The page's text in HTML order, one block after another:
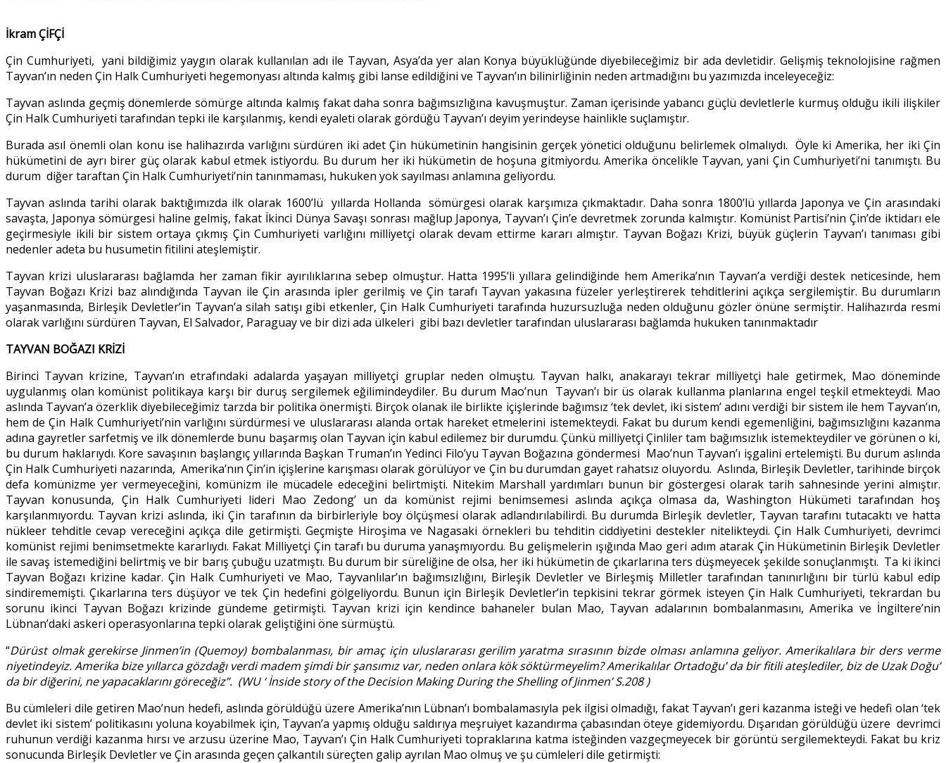
İkram ÇİFÇİ
Çin Cumhuriyeti, yani bildiğimiz yaygın olarak kullanılan adı ile Tayvan, Asya’da yer alan Konya büyüklüğünde diyebileceğimiz bir ada devletidir. Gelişmiş teknolojisine rağmen
Tayvan’ın neden Çin Halk Cumhuriyeti hegemonyası altında kalmış gibi lanse edildiğini ve Tayvan’ın bilinirliğinin neden artmadığını bu yazımızda inceleyeceğiz:
Tayvan aslında geçmiş dönemlerde sömürge altında kalmış fakat daha sonra bağımsızlığına kavuşmuştur. Zaman içerisinde yabancı güçlü devletlerle kurmuş olduğu ikili ilişkiler
Çin Halk Cumhuriyeti tarafından tepki ile karşılanmış, kendi eyaleti olarak gördüğü Tayvan’ı deyim yerindeyse hainlikle suçlamıştır.
Burada asıl önemli olan konu ise halihazırda varlığını sürdüren iki adet Çin hükümetinin hangisinin gerçek yönetici olduğunu belirlemek olmalıydı. Öyle ki Amerika, her iki Çin
hükümetini de ayrı birer güç olarak kabul etmek istiyordu. Bu durum her iki hükümetin de hoşuna gitmiyordu. Amerika öncelikle Tayvan, yani Çin Cumhuriyeti’ni tanımıştı. Bu
durum diğer taraftan Çin Halk Cumhuriyeti’nin tanınmaması, hukuken yok sayılması anlamına geliyordu.
Tayvan aslında tarihi olarak baktığımızda ilk olarak 1600’lü yıllarda Hollanda sömürgesi olarak karşımıza çıkmaktadır. Daha sonra 1800’lü yıllarda Japonya ve Çin arasındaki
savaşta, Japonya sömürgesi haline gelmiş, fakat İkinci Dünya Savaşı sonrası mağlup Japonya, Tayvan’ı Çin’e devretmek zorunda kalmıştır. Komünist Partisi’nin Çin’de iktidarı ele
geçirmesiyle ikili bir sistem ortaya çıkmış Çin Cumhuriyeti varlığını milliyetçi olarak devam ettirme kararı almıştır. Tayvan Boğazı Krizi, büyük güçlerin Tayvan’ı tanıması gibi
nedenler adeta bu husumetin fitilini ateşlemiştir.
Tayvan krizi uluslararası bağlamda her zaman fikir ayırılıklarına sebep olmuştur. Hatta 1995’li yıllara gelindiğinde hem Amerika’nın Tayvan’a verdiği destek neticesinde, hem
Tayvan Boğazı Krizi baz alındığında Tayvan ile Çin arasında ipler gerilmiş ve Çin tarafı Tayvan yakasına füzeler yerleştirerek tehditlerini açıkça sergilemiştir. Bu durumların
yaşanmasında, Birleşik Devletler’in Tayvan’a silah satışı gibi etkenler, Çin Halk Cumhuriyeti tarafında huzursuzluğa neden olduğunu gözler önüne sermiştir. Halihazırda resmi
olarak varlığını sürdüren Tayvan, El Salvador, Paraguay ve bir dizi ada ülkeleri gibi bazı devletler tarafından uluslararası bağlamda hukuken tanınmaktadır
TAYVAN BOĞAZI KRİZİ
Birinci Tayvan krizine, Tayvan’ın etrafındaki adalarda yaşayan milliyetçi gruplar neden olmuştu. Tayvan halkı, anakarayı tekrar milliyetçi hale getirmek, Mao döneminde
uygulanmış olan komünist politikaya karşı bir duruş sergilemek eğilimindeydiler. Bu durum Mao’nun Tayvan’ı bir üs olarak kullanma planlarına engel teşkil etmekteydi. Mao
aslında Tayvan’a özerklik diyebileceğimiz tarzda bir politika önermişti. Birçok olanak ile birlikte içişlerinde bağımsız ‘tek devlet, iki sistem’ adını verdiği bir sistem ile hem Tayvan’ın,
hem de Çin Halk Cumhuriyeti’nin varlığını sürdürmesi ve uluslararası alanda ortak hareket etmelerini istemekteydi. Fakat bu durum kendi egemenliğini, bağımsızlığını kazanma
adına gayretler sarfetmiş ve ilk dönemlerde bunu başarmış olan Tayvan için kabul edilemez bir durumdu. Çünkü milliyetçi Çinliler tam bağımsızlık istemekteydiler ve görünen o ki,
bu durum haklarıydı. Kore savaşının başlangıç yıllarında Başkan Truman’ın Yedinci Filo’yu Tayvan Boğazına göndermesi Mao’nun Tayvan’ı işgalini ertelemişti. Bu durum aslında
Çin Halk Cumhuriyeti nazarında, Amerika’nın Çin’in içişlerine karışması olarak görülüyor ve Çin bu durumdan gayet rahatsız oluyordu. Aslında, Birleşik Devletler, tarihinde birçok
defa komünizme yer vermeyeceğini, komünizm ile mücadele edeceğini belirtmişti. Nitekim Marshall yardımları bunun bir göstergesi olarak tarih sahnesinde yerini almıştır.
Tayvan konusunda, Çin Halk Cumhuriyeti lideri Mao Zedong’ un da komünist rejimi benimsemesi aslında açıkça olmasa da, Washington Hükümeti tarafından hoş
karşılanmıyordu. Tayvan krizi aslında, iki Çin tarafının da birbirleriyle boy ölçüşmesi olarak adlandırılabilirdi. Bu durumda Birleşik devletler, Tayvan tarafını tutacaktı ve hatta
nükleer tehditle cevap vereceğini açıkça dile getirmişti. Geçmişte Hiroşima ve Nagasaki örnekleri bu tehditin ciddiyetini destekler nitelikteydi. Çin Halk Cumhuriyeti, devrimci
komünist rejimi benimsetmekte kararlıydı. Fakat Milliyetçi Çin tarafı bu duruma yanaşmıyordu. Bu gelişmelerin ışığında Mao geri adım atarak Çin Hükümetinin Birleşik Devletler
ile savaş istemediğini belirtmiş ve bir barış çubuğu uzatmıştı. Bu durum bir süreliğine de olsa, her iki hükümetin de çıkarlarına ters düşmeyecek şekilde sonuçlanmıştı. Ta ki ikinci
Tayvan Boğazı krizine kadar. Çin Halk Cumhuriyeti ve Mao, Tayvanlılar’ın bağımsızlığını, Birleşik Devletler ve Birleşmiş Milletler tarafından tanınırlığını bir türlü kabul edip
sindirememişti. Çıkarlarına ters düşüyor ve tek Çin hedefini gölgeliyordu. Bunun için Birleşik Devletler’in tepkisini tekrar görmek isteyen Çin Halk Cumhuriyeti, tekrardan bu
sorunu ikinci Tayvan Boğazı krizinde gündeme getirmişti. Tayvan krizi için kendince bahaneler bulan Mao, Tayvan adalarının bombalanmasını, Amerika ve İngiltere’nin
Lübnan’daki askeri operasyonlarına tepki olarak geliştiğini öne sürmüştü.
“Dürüst olmak gerekirse Jinmen’in (Quemoy) bombalanması, bir amaç için uluslararası gerilim yaratma sırasının bizde olması anlamına geliyor. Amerikalılara bir ders verme
niyetindeyiz. Amerika bize yıllarca gözdağı verdi madem şimdi bir şansımız var, neden onlara kök söktürmeyelim? Amerikalılar Ortadoğu’ da bir fitili ateşlediler, biz de Uzak Doğu’
da bir diğerini, ne yapacaklarını göreceğiz”. (WU ‘ İnside story of the Decision Making During the Shelling of Jinmen’ S.208 )
Bu cümleleri dile getiren Mao’nun hedefi, aslında görüldüğü üzere Amerika’nın Lübnan’ı bombalamasıyla pek ilgisi olmadığı, fakat Tayvan’ı geri kazanma isteği ve hedefi olan ‘tek
devlet iki sistem’ politikasını yoluna koyabilmek için, Tayvan’a yapmış olduğu saldırıya meşruiyet kazandırma çabasından öteye gidemiyordu. Dışarıdan görüldüğü üzere devrimci
ruhunun verdiği kazanma hırsı ve arzusu üzerine Mao, Tayvan’ı Çin Halk Cumhuriyeti topraklarına katma isteğinden vazgeçmeyecek bir görüntü sergilemekteydi. Fakat bu kriz
sonucunda Birleşik Devletler ve Çin arasında geçen çalkantılı süreçten galip ayrılan Mao olmuş ve şu cümleleri dile getirmişti: